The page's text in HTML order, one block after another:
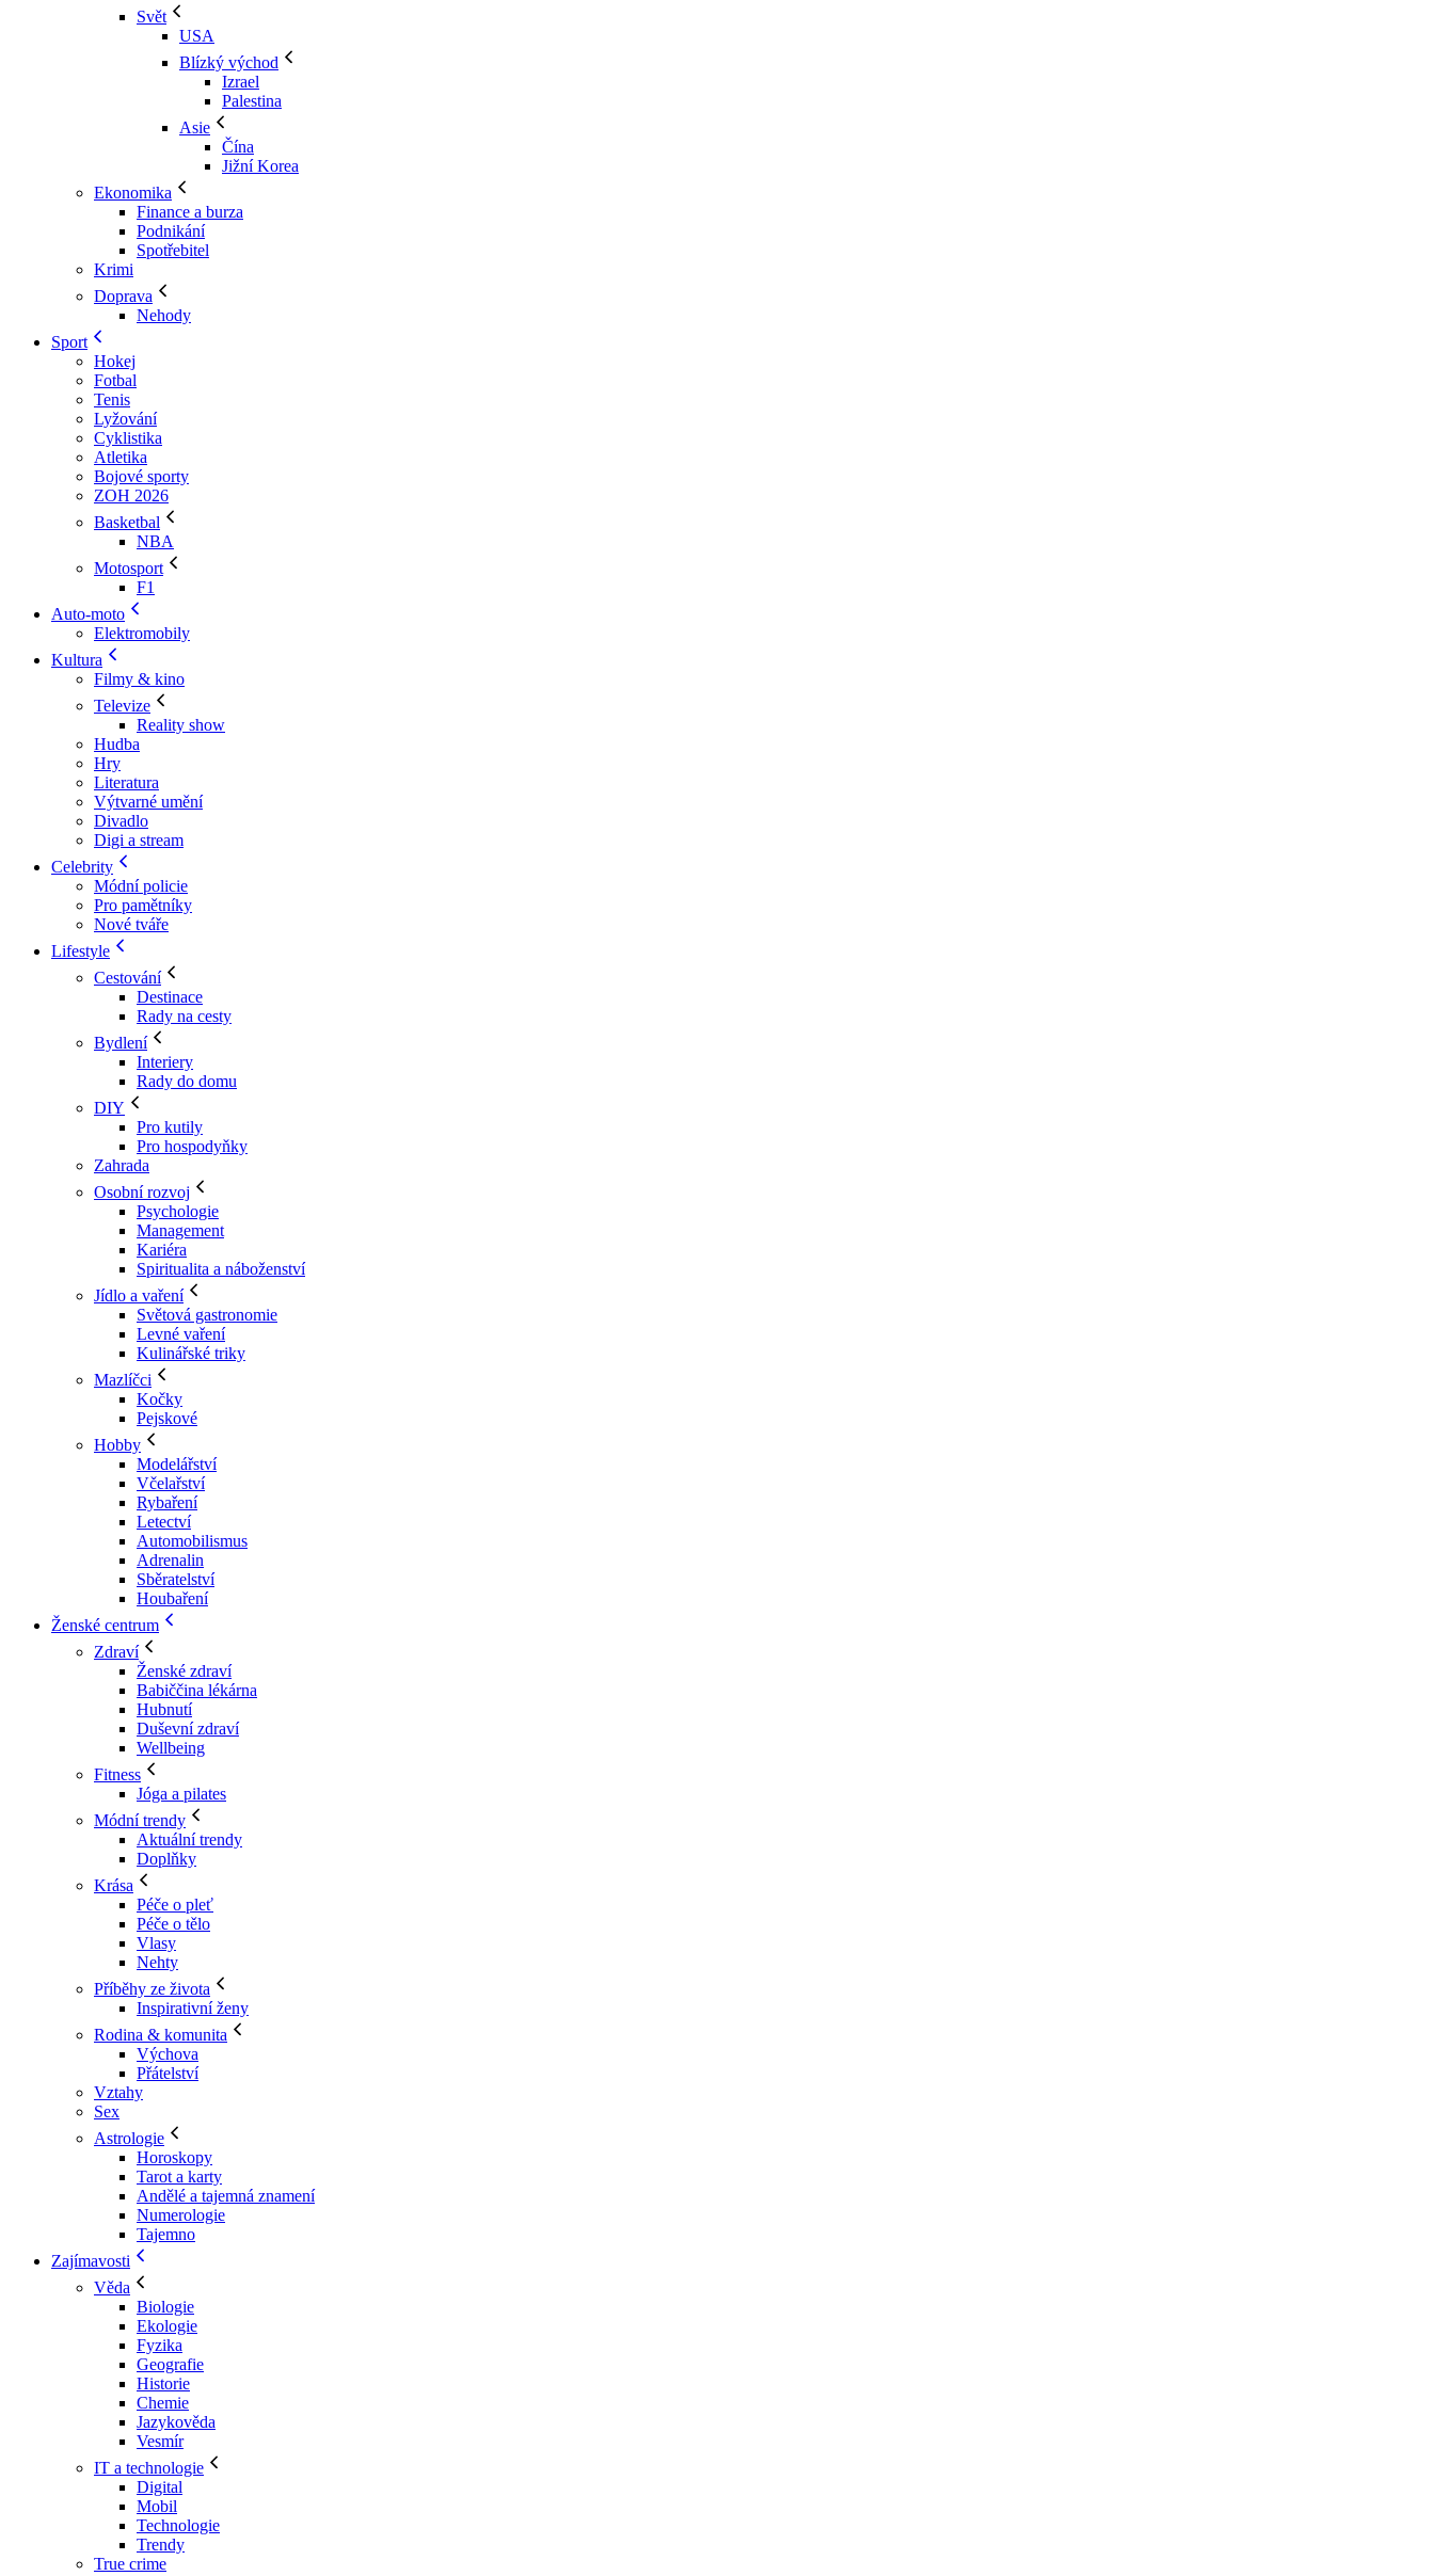
Svět
USA
Blízký východ
Izrael
Palestina
Asie
Čína
Jižní Korea
Ekonomika
Finance a burza
Podnikání
Spotřebitel
Krimi
Doprava
Nehody
Sport
Hokej
Fotbal
Tenis
Lyžování
Cyklistika
Atletika
Bojové sporty
ZOH 2026
Basketbal
NBA
Motosport
F1
Auto-moto
Elektromobily
Kultura
Filmy & kino
Televize
Reality show
Hudba
Hry
Literatura
Výtvarné umění
Divadlo
Digi a stream
Celebrity
Módní policie
Pro pamětníky
Nové tváře
Lifestyle
Cestování
Destinace
Rady na cesty
Bydlení
Interiery
Rady do domu
DIY
Pro kutily
Pro hospodyňky
Zahrada
Osobní rozvoj
Psychologie
Management
Kariéra
Spiritualita a náboženství
Jídlo a vaření
Světová gastronomie
Levné vaření
Kulinářské triky
Mazlíčci
Kočky
Pejskové
Hobby
Modelářství
Včelařství
Rybaření
Letectví
Automobilismus
Adrenalin
Sběratelství
Houbaření
Ženské centrum
Zdraví
Ženské zdraví
Babiččina lékárna
Hubnutí
Duševní zdraví
Wellbeing
Fitness
Jóga a pilates
Módní trendy
Aktuální trendy
Doplňky
Krása
Péče o pleť
Péče o tělo
Vlasy
Nehty
Příběhy ze života
Inspirativní ženy
Rodina & komunita
Výchova
Přátelství
Vztahy
Sex
Astrologie
Horoskopy
Tarot a karty
Andělé a tajemná znamení
Numerologie
Tajemno
Zajímavosti
Věda
Biologie
Ekologie
Fyzika
Geografie
Historie
Chemie
Jazykověda
Vesmír
IT a technologie
Digital
Mobil
Technologie
Trendy
True crime